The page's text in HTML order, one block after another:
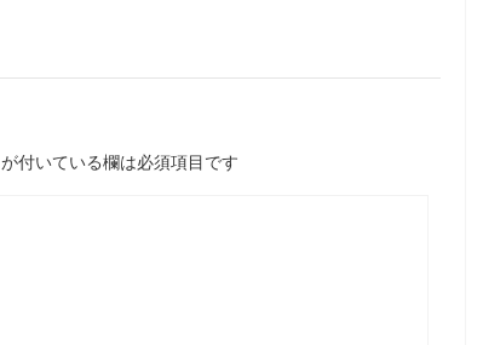
が付いている欄は必須項目です